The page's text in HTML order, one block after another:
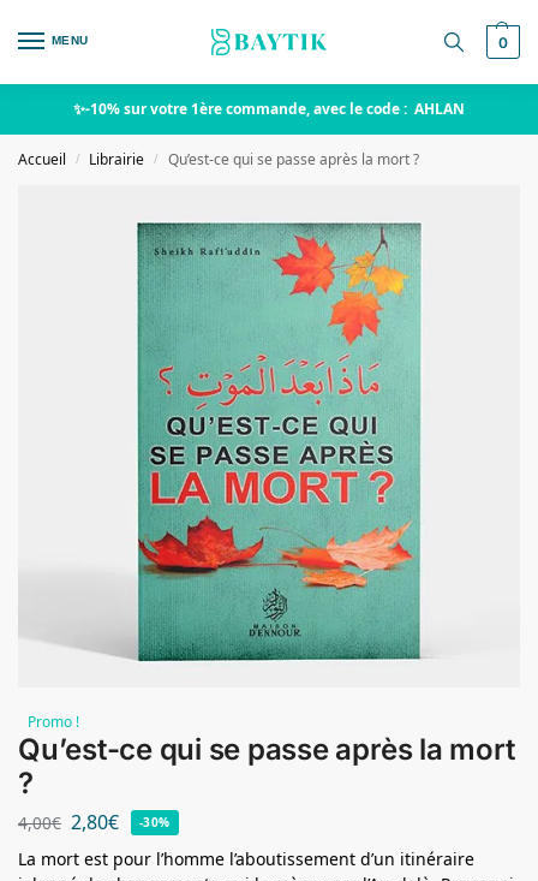
MENU 0
✨-10% sur votre 1ère commande, avec le code : AHLAN
Accueil / Librairie / Qu’est-ce qui se passe après la mort ?
Promo !
Qu’est-ce qui se passe après la mort
?
4,00€ 2,80€ -30%
La mort est pour l’homme l’aboutissement d’un itinéraire